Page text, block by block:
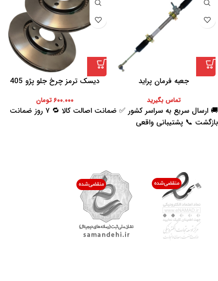
جعبه فرمان پراید
تماس بگیرید
دیسک ترمز چرخ جلو پژو 405
۶۰۰.۰۰۰ تومان
🚚 ارسال سریع به سراسر کشور ✅ ضمانت اصالت کالا 🔁 ۷ روز ضمانت
بازگشت 📞 پشتیبانی واقعی